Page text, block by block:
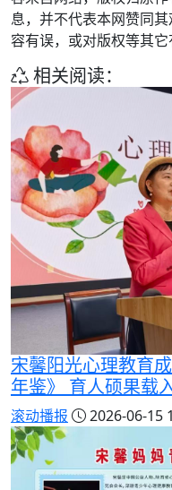
息，并不代表本网赞同
容有误，或对版权等其它
相关阅读：
宋馨阳光心理教育
年鉴》 育人硕果载
滚动播报 2026-06-15